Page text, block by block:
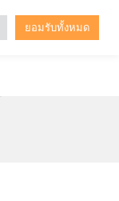
ยอมรับทั้งหมด